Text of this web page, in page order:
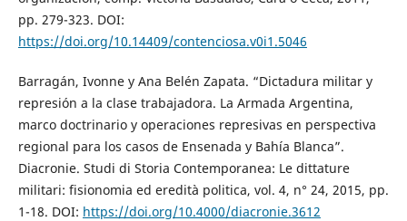
pp. 279-323. DOI:
https://doi.org/10.14409/contenciosa.v0i1.5046
Barragán, Ivonne y Ana Belén Zapata. “Dictadura militar y
represión a la clase trabajadora. La Armada Argentina,
marco doctrinario y operaciones represivas en perspectiva
regional para los casos de Ensenada y Bahía Blanca”.
Diacronie. Studi di Storia Contemporanea: Le dittature
militari: fisionomia ed eredità politica, vol. 4, n° 24, 2015, pp.
1-18. DOI: https://doi.org/10.4000/diacronie.3612